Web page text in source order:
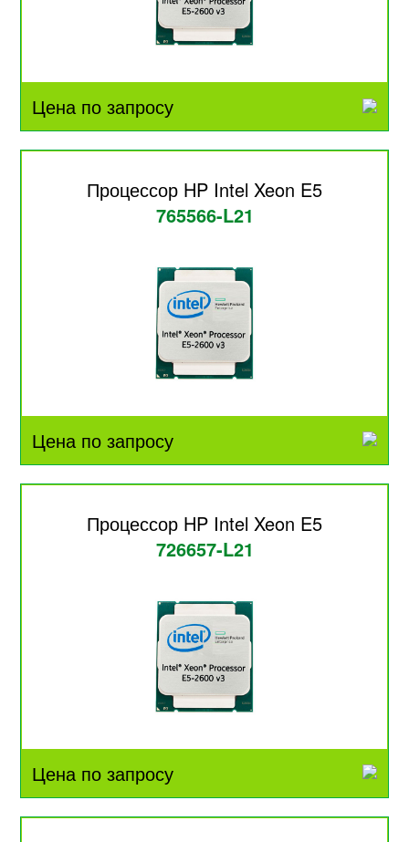
Цена по запросу
Процессор HP Intel Xeon E5
765566-L21
Цена по запросу
Процессор HP Intel Xeon E5
726657-L21
Цена по запросу